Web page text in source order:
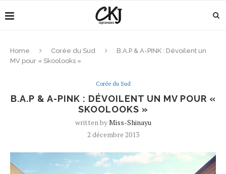
Home Corée du Sud
B.A.P & A-PINK : Dévoilent un
MV pour « Skoolooks »
Corée du Sud
B.A.P & A-PINK : DÉVOILENT UN MV POUR «
SKOOLOOKS »
written byMiss-Shinayu
2 décembre 2013